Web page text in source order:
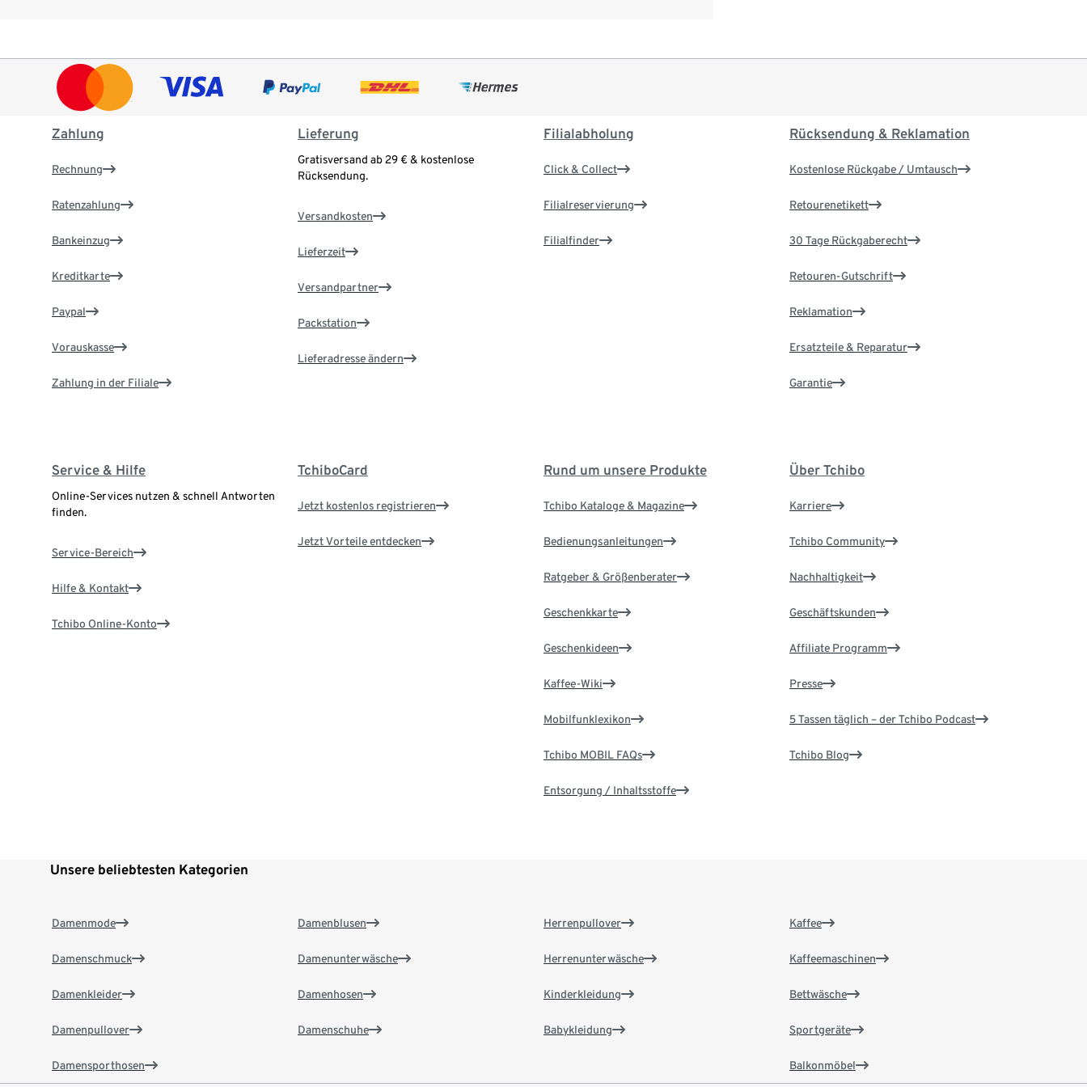
Zahlung
Rechnung
Ratenzahlung
Bankeinzug
Kreditkarte
Paypal
Vorauskasse
Zahlung in der Filiale
Lieferung
Gratisversand ab 29 € & kostenlose
Rücksendung.
Versandkosten
Lieferzeit
Versandpartner
Packstation
Lieferadresse ändern
Filialabholung
Click & Collect
Filialreservierung
Filialfinder
Rücksendung & Reklamation
Kostenlose Rückgabe / Umtausch
Retourenetikett
30 Tage Rückgaberecht
Retouren-Gutschrift
Reklamation
Ersatzteile & Reparatur
Garantie
Service & Hilfe
Online-Services nutzen & schnell Antworten
finden.
Service-Bereich
Hilfe & Kontakt
Tchibo Online-Konto
TchiboCard
Jetzt kostenlos registrieren
Jetzt Vorteile entdecken
Rund um unsere Produkte
Tchibo Kataloge & Magazine
Bedienungsanleitungen
Ratgeber & Größenberater
Geschenkkarte
Geschenkideen
Kaffee-Wiki
Mobilfunklexikon
Tchibo MOBIL FAQs
Entsorgung / Inhaltsstoffe
Über Tchibo
Karriere
Tchibo Community
Nachhaltigkeit
Geschäftskunden
Affiliate Programm
Presse
5 Tassen täglich – der Tchibo Podcast
Tchibo Blog
Unsere beliebtesten Kategorien
Damenmode
Damenschmuck
Damenkleider
Damenpullover
Damensporthosen
Damenblusen
Damenunterwäsche
Damenhosen
Damenschuhe
Herrenpullover
Herrenunterwäsche
Kinderkleidung
Babykleidung
Kaffee
Kaffeemaschinen
Bettwäsche
Sportgeräte
Balkonmöbel